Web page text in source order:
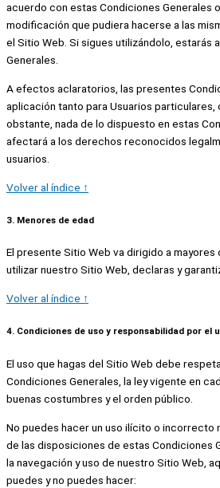
acuerdo con estas Condiciones Generales
modificación que pudiera hacerse a las
el Sitio Web. Si sigues utilizándolo, estarás
Generales.
A efectos aclaratorios, las presentes
aplicación tanto para Usuarios particulares,
obstante, nada de lo dispuesto en estas
afectará a los derechos reconocidos
usuarios.
Volver al índice ↑
3. Menores de edad
El presente Sitio Web va dirigido a mayores
utilizar nuestro Sitio Web, declaras y
Volver al índice ↑
4. Condiciones de uso y responsabilidad por el
El uso que hagas del Sitio Web debe
Condiciones Generales, la ley vigente en
buenas costumbres y el orden público.
No puedes hacer un uso ilícito o incorrecto
de las disposiciones de estas Condiciones
la navegación y uso de nuestro Sitio Web,
puedes y no puedes hacer: